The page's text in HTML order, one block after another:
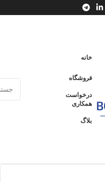
خانه
فروشگاه
درخواست
همکاری
بلاگ